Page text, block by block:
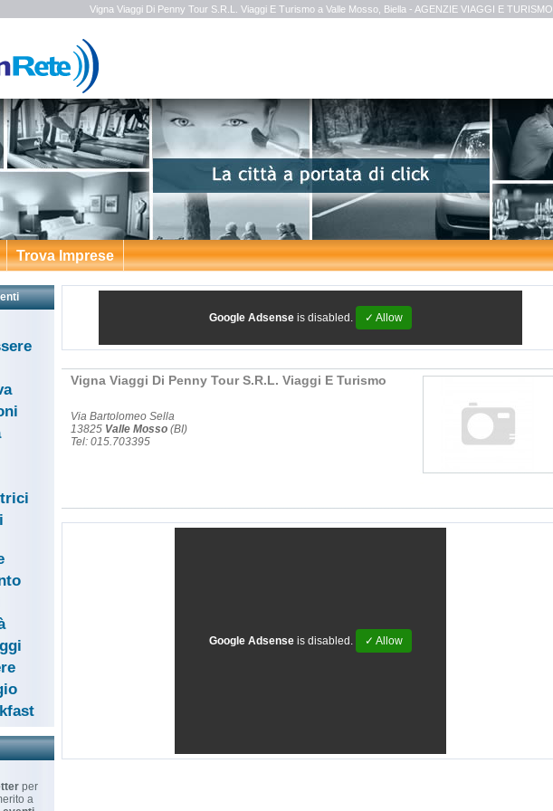
Vigna Viaggi Di Penny Tour S.R.L. Viaggi E Turismo a Valle Mosso, Biella - AGENZIE VIAGGI E TURISMO
Trova Imprese
per
a
Google Adsense is disabled. ✓ Allow
Vigna Viaggi Di Penny Tour S.R.L. Viaggi E Turismo
Via Bartolomeo Sella
13825 Valle Mosso (BI)
Tel: 015.703395
Google Adsense is disabled. ✓ Allow